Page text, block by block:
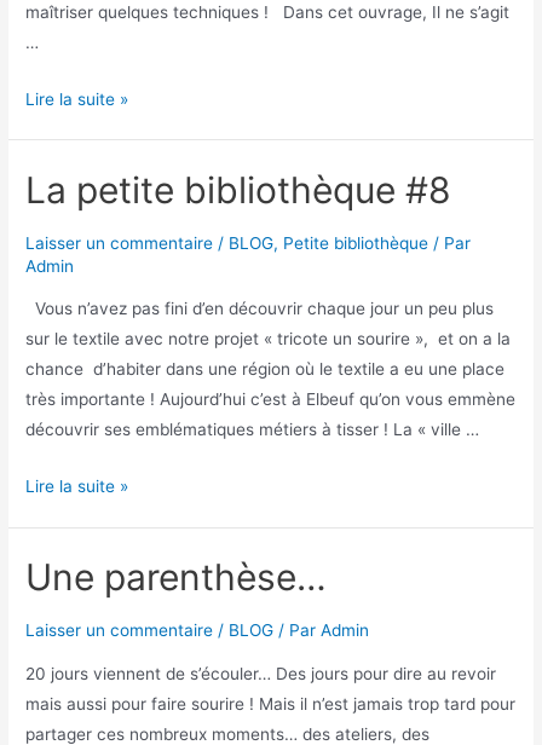
maîtriser quelques techniques ! Dans cet ouvrage, Il ne s’agit
…
Lire la suite »
La petite bibliothèque #8
Laisser un commentaire / BLOG, Petite bibliothèque / Par
Admin
Vous n’avez pas fini d’en découvrir chaque jour un peu plus
sur le textile avec notre projet « tricote un sourire », et on a la
chance d’habiter dans une région où le textile a eu une place
très importante ! Aujourd’hui c’est à Elbeuf qu’on vous emmène
découvrir ses emblématiques métiers à tisser ! La « ville …
Lire la suite »
Une parenthèse…
Laisser un commentaire / BLOG / ParAdmin
20 jours viennent de s’écouler… Des jours pour dire au revoir
mais aussi pour faire sourire ! Mais il n’est jamais trop tard pour
partager ces nombreux moments… des ateliers, des